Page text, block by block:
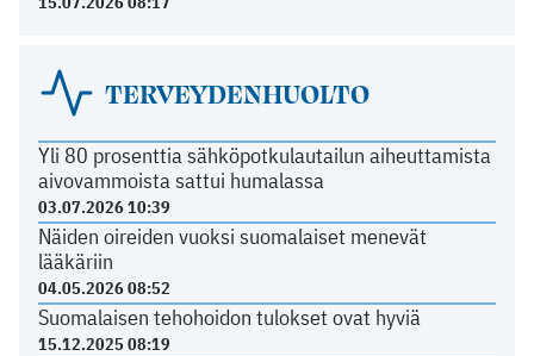
TERVEYDENHUOLTO
Yli 80 prosenttia sähköpotkulautailun aiheuttamista
aivovammoista sattui humalassa
03.07.2026 10:39
Näiden oireiden vuoksi suomalaiset menevät
lääkäriin
04.05.2026 08:52
Suomalaisen tehohoidon tulokset ovat hyviä
15.12.2025 08:19